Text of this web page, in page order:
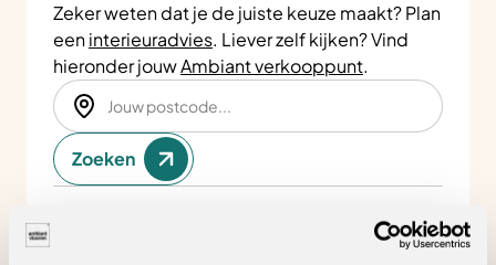
Zeker weten dat je de juiste keuze maakt? Plan
eeninterieuradvies. Liever zelf kijken? Vind
hieronder jouwAmbiant verkooppunt.
Zoeken